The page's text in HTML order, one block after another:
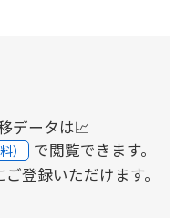
データは📈
） で閲覧できます。
登録いただけます。